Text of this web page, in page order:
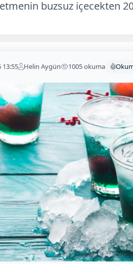
buzsuz içecekten
13:55 Helin Aygün 1005 okuma